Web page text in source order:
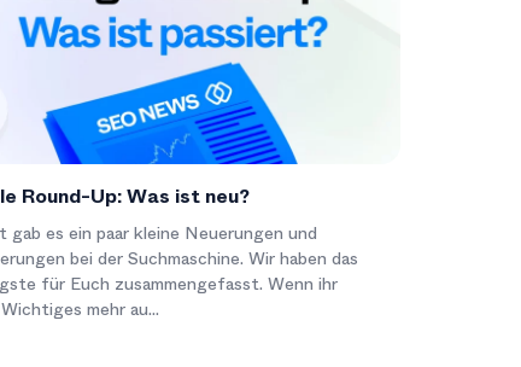
Round-Up: Was ist neu?
gab es ein paar kleine Neuerungen und
bei der Suchmaschine. Wir haben das
für Euch zusammengefasst. Wenn ihr
mehr au...